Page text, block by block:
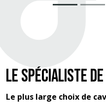
Le spécialiste
Le plus large choix de